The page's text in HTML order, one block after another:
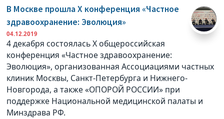
В Москве прошла X конференция «Частное
здравоохранение: Эволюция»
04.12.2019
4 декабря состоялась X общероссийская
конференция «Частное здравоохранение:
Эволюция», организованная Ассоциациями частных
клиник Москвы, Санкт-Петербурга и Нижнего-
Новгорода, а также «ОПОРОЙ РОССИИ» при
поддержке Национальной медицинской палаты и
Минздрава РФ.